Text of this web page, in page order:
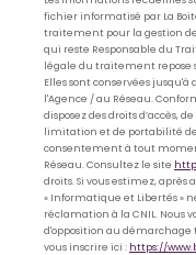
fichier informatisé par La
traitement pour la gestion
qui reste Responsable du
légale du traitement repose
Elles sont conservées
l'Agence / au Réseau.
disposez des droits d’accès,
limitation et de portabilité de
consentement à tout
Réseau. Consultez le site
droits. Si vous estimez, après
« Informatique et Libertés »
réclamation à la CNIL. Nous
d'opposition au démarchage
vous inscrire ici : https://